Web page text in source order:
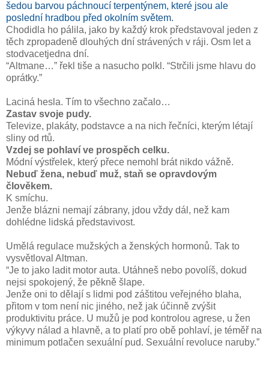
šedou barvou páchnoucí terpentýnem, které jsou ale
poslední hradbou před okolním světem.
Chodidla ho pálila, jako by každý krok představoval jeden z
těch zpropadeně dlouhých dní strávených v ráji. Osm let a
stodvacetjedna dní.
“Altmane…” řekl tiše a nasucho polkl. “Strčili jsme hlavu do
oprátky.”
Laciná hesla. Tím to všechno začalo…
Zastav svoje pudy.
Televize, plakáty, podstavce a na nich řečníci, kterým létají
sliny od rtů.
Vzdej se pohlaví ve prospěch celku.
Módní výstřelek, který přece nemohl brát nikdo vážně.
Nebuď žena, nebuď muž, staň se opravdovým
člověkem.
K smíchu.
Jenže blázni nemají zábrany, jdou vždy dál, než kam
dohlédne lidská představivost.
Umělá regulace mužských a ženských hormonů. Tak to
vysvětloval Altman.
“Je to jako ladit motor auta. Utáhneš nebo povolíš, dokud
nejsi spokojený, že pěkně šlape.
Jenže oni to dělají s lidmi pod záštitou veřejného blaha,
přitom v tom není nic jiného, než jak účinně zvýšit
produktivitu práce. U mužů je pod kontrolou agrese, u žen
výkyvy nálad a hlavně, a to platí pro obě pohlaví, je téměř na
minimum potlačen sexuální pud. Sexuální revoluce naruby.”